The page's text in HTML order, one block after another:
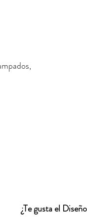
¿Te gusta el